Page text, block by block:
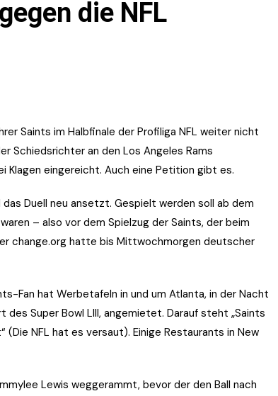
die NFL
Saints im Halbfinale der Profiliga NFL weiter nicht
Schiedsrichter an den Los Angeles Rams
Klagen eingereicht. Auch eine Petition gibt es.
Duell neu ansetzt. Gespielt werden soll ab dem
– also vor dem Spielzug der Saints, der beim
change.org hatte bis Mittwochmorgen deutscher
Fan hat Werbetafeln in und um Atlanta, in der Nacht
Super Bowl LIII, angemietet. Darauf steht „Saints
(Die NFL hat es versaut). Einige Restaurants in New
Lewis weggerammt, bevor der den Ball nach